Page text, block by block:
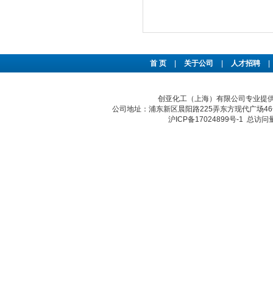
首 页 关于公司 人才招聘
创亚化工（上海）有限公司专业提
公司地址：浦东新区晨阳路225弄东方现代广场
沪ICP备17024899号-1 总访问